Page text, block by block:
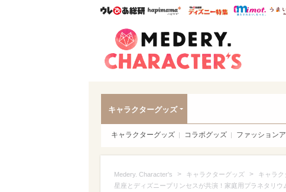
ウレぴあ総研ハピママ* ウレぴあ総
キャラクターグッズ
キャラクターグッズ コラボグッズ ファッション
Medery. Character's > キャラクターグッズ > キャラ
星座とディズニープリンセスが共演！家庭用プラネタリ